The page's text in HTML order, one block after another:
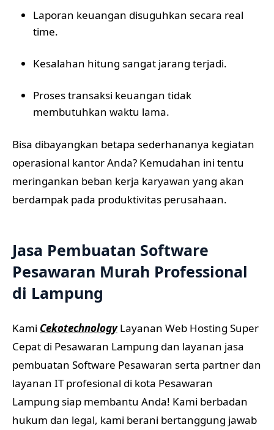
Laporan keuangan disuguhkan secara real
time.
Kesalahan hitung sangat jarang terjadi.
Proses transaksi keuangan tidak
membutuhkan waktu lama.
Bisa dibayangkan betapa sederhananya kegiatan
operasional kantor Anda? Kemudahan ini tentu
meringankan beban kerja karyawan yang akan
berdampak pada produktivitas perusahaan.
Jasa Pembuatan Software
Pesawaran Murah Professional
di Lampung
Kami CekotechnologyLayanan Web Hosting Super
Cepat di Pesawaran Lampung dan layanan jasa
pembuatan Software Pesawaran serta partner dan
layanan IT profesional di kota Pesawaran
Lampung siap membantu Anda! Kami berbadan
hukum dan legal, kami berani bertanggung jawab